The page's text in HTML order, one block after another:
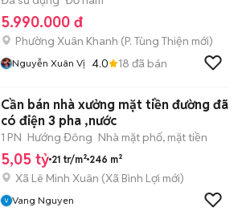
5.990.000 đ
Phường Xuân Khanh (P. Tùng Thiện mới)
Nguyễn Xuân Vị 4.0 18 đã bán
Cần bán nhà xưởng mặt tiền đường đã
có điện 3 pha ,nước
1 PN Hướng Đông Nhà mặt phố, mặt tiền
5,05 tỷ 21 tr/m² 246 m²
Xã Lê Minh Xuân (Xã Bình Lợi mới)
Vang Nguyen